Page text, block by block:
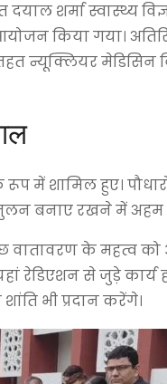
शर्मा स्वास्थ्य
किया गया।
न्यूक्लियर मेडिसिन
रूप में शामिल हुए।
बनाए रखने में अहम
वातावरण के महत्व
रेडिएशन से जुड़े कार्य
भी प्रदान करेंगे।